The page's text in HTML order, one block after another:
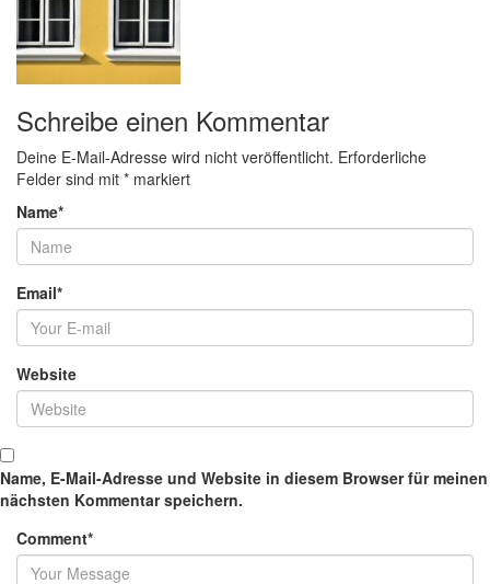
Schreibe einen Kommentar
Deine E-Mail-Adresse wird nicht veröffentlicht. Erforderliche
Felder sind mit * markiert
Name*
Email*
Website
Name, E-Mail-Adresse und Website in diesem Browser für meinen
nächsten Kommentar speichern.
Comment*